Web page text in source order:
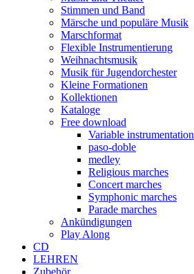
Stimmen und Band
Märsche und populäre Musik
Marschformat
Flexible Instrumentierung
Weihnachtsmusik
Musik für Jugendorchester
Kleine Formationen
Kollektionen
Kataloge
Free download
Variable instrumentation
paso-doble
medley
Religious marches
Concert marches
Symphonic marches
Parade marches
Ankündigungen
Play Along
CD
LEHREN
Zubehör